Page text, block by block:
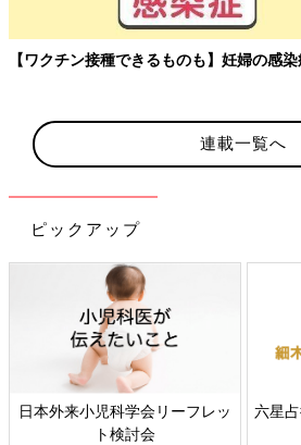
【ワクチン接種できるものも】妊婦の感
連載一覧へ
ピックアップ
日本外来小児科学会リーフレッ
ト検討会
六星